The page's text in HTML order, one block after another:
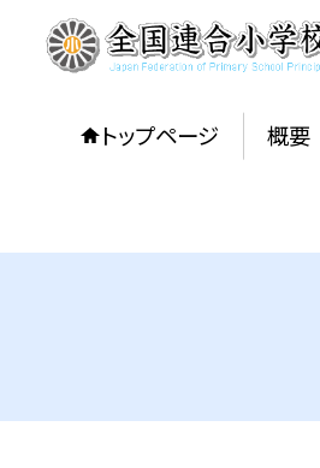
トップページ 概要